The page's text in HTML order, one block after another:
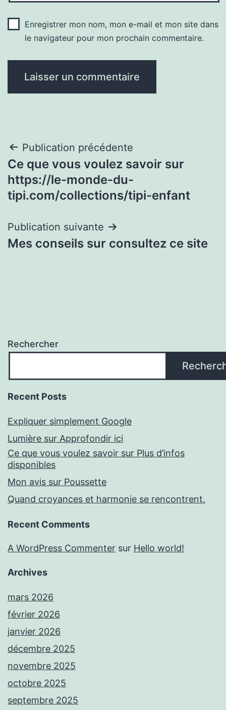
Enregistrer mon nom, mon e-mail et mon site dans
le navigateur pour mon prochain commentaire.
Navigation
de
l’article
Publication précédente
Ce que vous voulez savoir sur
https://le-monde-du-
tipi.com/collections/tipi-enfant
Publication suivante
Mes conseils sur consultez ce site
Rechercher
Recent Posts
Expliquer simplement Google
Lumière sur Approfondir ici
Ce que vous voulez savoir sur Plus d’infos
disponibles
Mon avis sur Poussette
Quand croyances et harmonie se rencontrent.
Recent Comments
A WordPress Commenter sur Hello world!
Archives
mars 2026
février 2026
janvier 2026
décembre 2025
novembre 2025
octobre 2025
septembre 2025